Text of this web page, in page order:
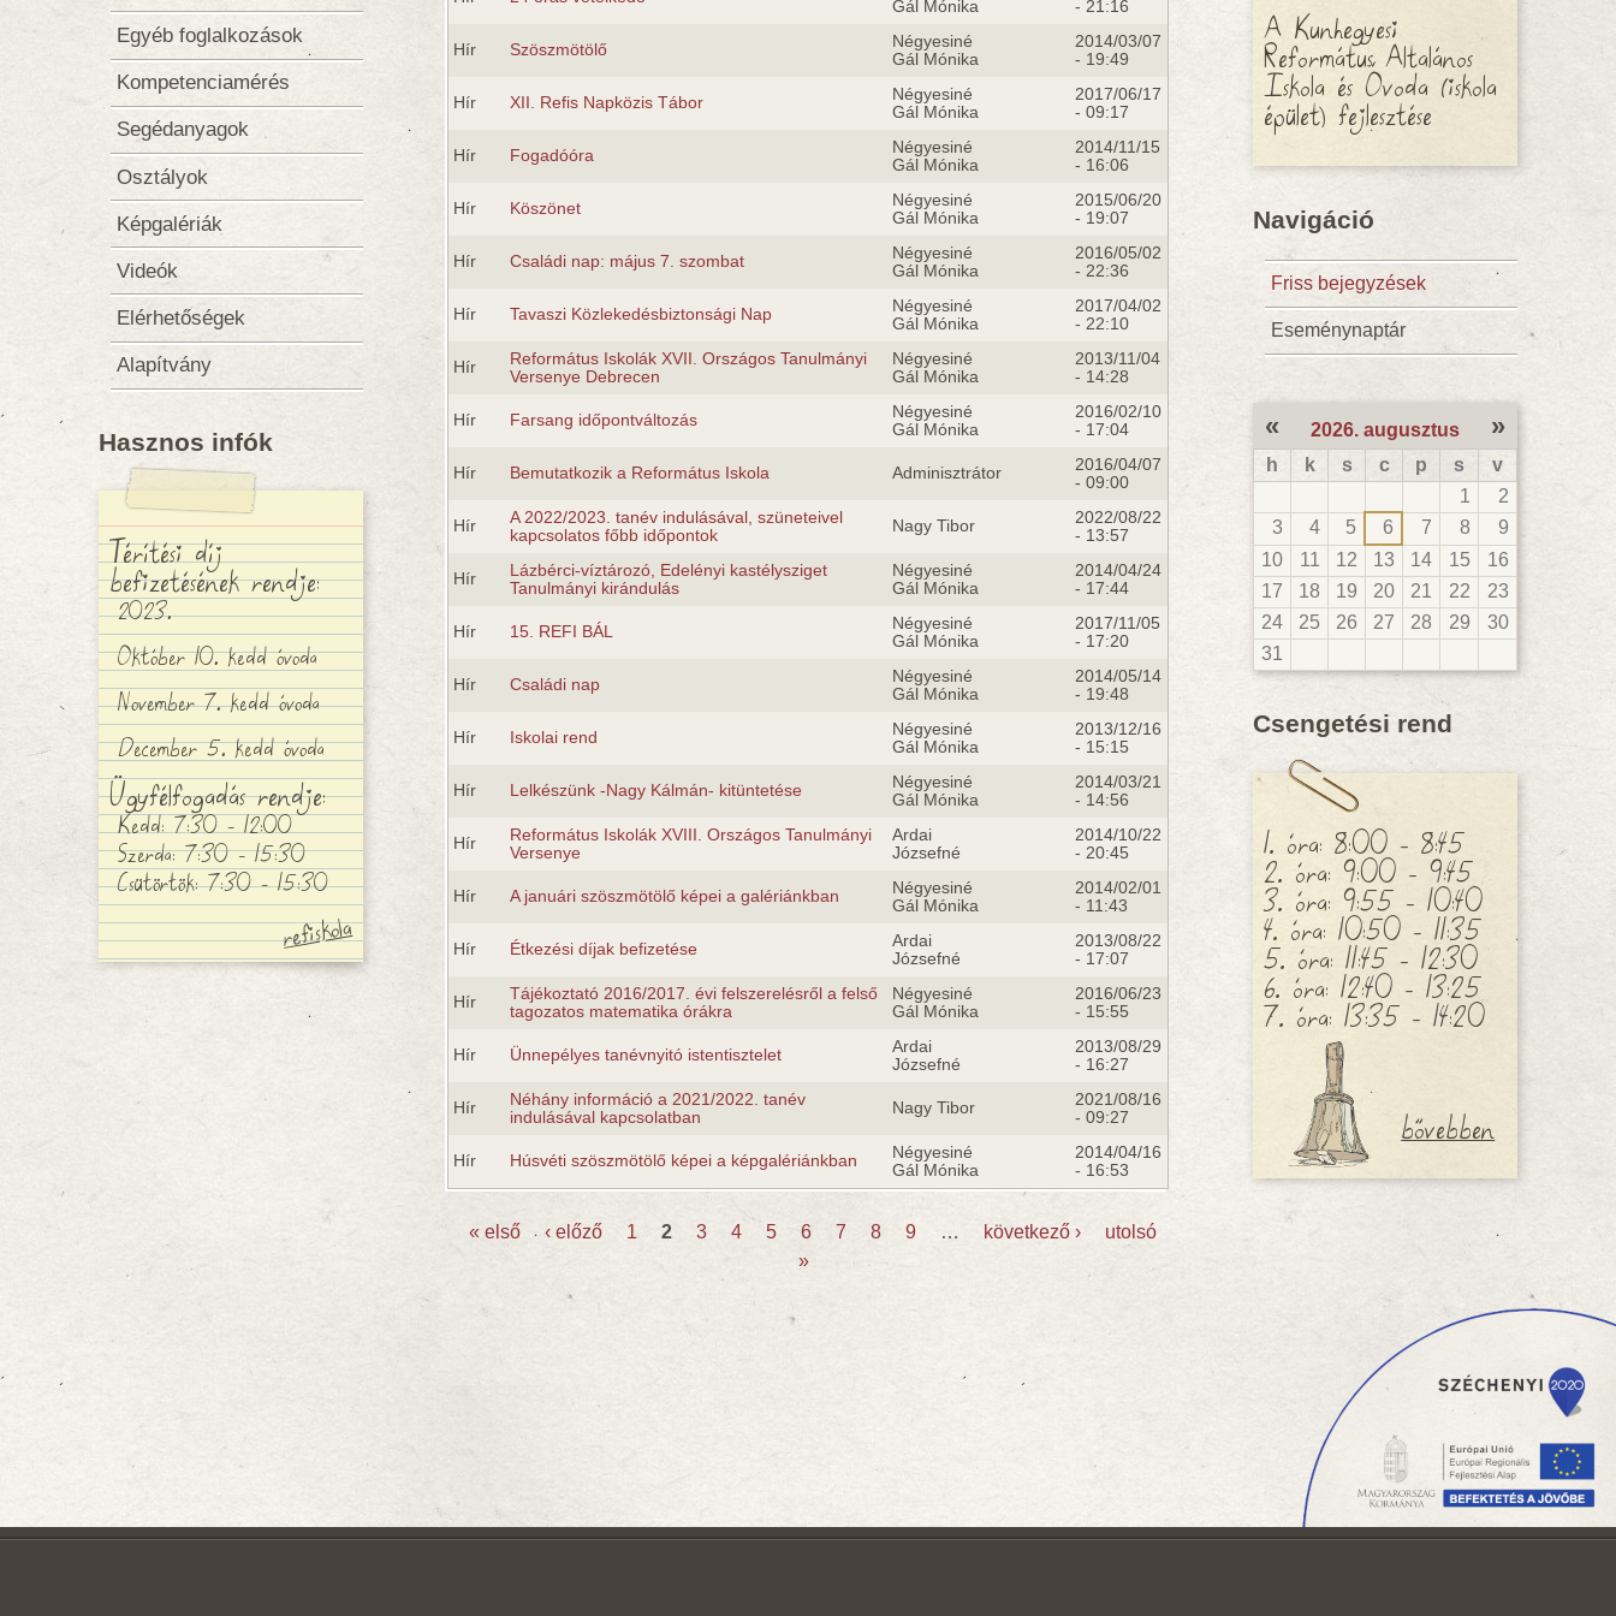
Gál Mónika
- 21:16
Hír Szöszmötölő
Négyesiné
Gál Mónika
2014/03/07
- 19:49
Hír XII. Refis Napközis Tábor
Négyesiné
Gál Mónika
2017/06/17
- 09:17
Hír Fogadóóra
Négyesiné
Gál Mónika
2014/11/15
- 16:06
Hír Köszönet
Négyesiné
Gál Mónika
2015/06/20
- 19:07
Hír Családi nap: május 7. szombat
Négyesiné
Gál Mónika
2016/05/02
- 22:36
Hír Tavaszi Közlekedésbiztonsági Nap
Négyesiné
Gál Mónika
2017/04/02
- 22:10
Hír
Református Iskolák XVII. Országos Tanulmányi
Versenye Debrecen
Négyesiné
Gál Mónika
2013/11/04
- 14:28
Hír Farsang időpontváltozás
Négyesiné
Gál Mónika
2016/02/10
- 17:04
Hír Bemutatkozik a Református Iskola Adminisztrátor
2016/04/07
- 09:00
Hír
A 2022/2023. tanév indulásával, szüneteivel
kapcsolatos főbb időpontok
Nagy Tibor
2022/08/22
- 13:57
Hír
Lázbérci-víztározó, Edelényi kastélysziget
Tanulmányi kirándulás
Négyesiné
Gál Mónika
2014/04/24
- 17:44
Hír 15. REFI BÁL
Négyesiné
Gál Mónika
2017/11/05
- 17:20
Hír Családi nap
Négyesiné
Gál Mónika
2014/05/14
- 19:48
Hír Iskolai rend
Négyesiné
Gál Mónika
2013/12/16
- 15:15
Hír Lelkészünk -Nagy Kálmán- kitüntetése
Négyesiné
Gál Mónika
2014/03/21
- 14:56
Hír
Református Iskolák XVIII. Országos Tanulmányi
Versenye
Ardai
Józsefné
2014/10/22
- 20:45
Hír A januári szöszmötölő képei a galériánkban
Négyesiné
Gál Mónika
2014/02/01
- 11:43
Hír Étkezési díjak befizetése
Ardai
Józsefné
2013/08/22
- 17:07
Hír
Tájékoztató 2016/2017. évi felszerelésről a felső
tagozatos matematika órákra
Négyesiné
Gál Mónika
2016/06/23
- 15:55
Hír Ünnepélyes tanévnyitó istentisztelet
Ardai
Józsefné
2013/08/29
- 16:27
Hír
Néhány információ a 2021/2022. tanév
indulásával kapcsolatban
Nagy Tibor
2021/08/16
- 09:27
Hír Húsvéti szöszmötölő képei a képgalériánkban
Négyesiné
Gál Mónika
2014/04/16
- 16:53
« első ‹ előző 1 2 3 4 5 6 7 8 9 … következő ›
utolsó
»
Egyéb foglalkozások
Kompetenciamérés
Segédanyagok
Osztályok
Képgalériák
Videók
Elérhetőségek
Alapítvány
Hasznos infók
Térítési díj
befizetésének rendje:
2023.
Október 10. kedd óvoda
November 7. kedd óvoda
December 5. kedd óvoda
Ügyfélfogadás rendje:
Kedd: 7:30 - 12:00
Szerda: 7:30 - 15:30
Csütörtök: 7:30 - 15:30
A Kunhegyesi
Református Általános
Iskola és Óvoda (iskola
épület) fejlesztése
Navigáció
Friss bejegyzések
Eseménynaptár
2026. augusztus
« »
h k s c p s
v
1
2
3
4 5 6 7 8
9
10
11 12 13 14 15
16
17
18 19 20 21 22
23
24
25 26 27 28 29
30
31
Csengetési rend
1. óra: 8:00 - 8:45
2. óra: 9:00 - 9:45
3. óra: 9:55 - 10:40
4. óra: 10:50 - 11:35
5. óra: 11:45 - 12:30
6. óra: 12:40 - 13:25
7. óra: 13:35 - 14:20
bővebben